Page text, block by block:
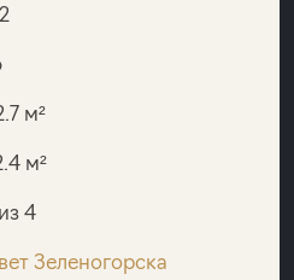
м²
м²
4
Зеленогорска